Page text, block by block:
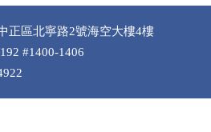
正區北寧路2號海空大樓4樓
#1400-1406